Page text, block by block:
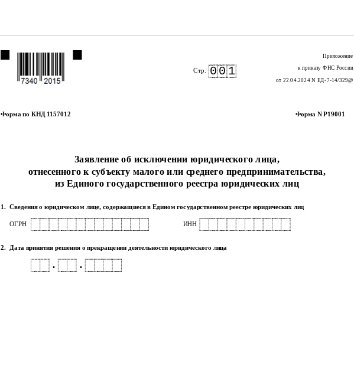
Приложение
к приказу ФНС России
от 22.04.2024 N ЕД-7-14/329@
Стр. 0 0 1
Форма по КНД 1157012 Форма N Р19001
Заявление об исключении юридического лица,
отнесенного к субъекту малого или среднего предпринимательства,
из Единого государственного реестра юридических лиц
1. Сведения о юридическом лице, содержащиеся в Едином государственном реестре юридических лиц
ОГРН ИНН
2. Дата принятия решения о прекращении деятельности юридического лица
. .